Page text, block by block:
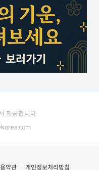
제공합니다.
약관 개인정보처리방침